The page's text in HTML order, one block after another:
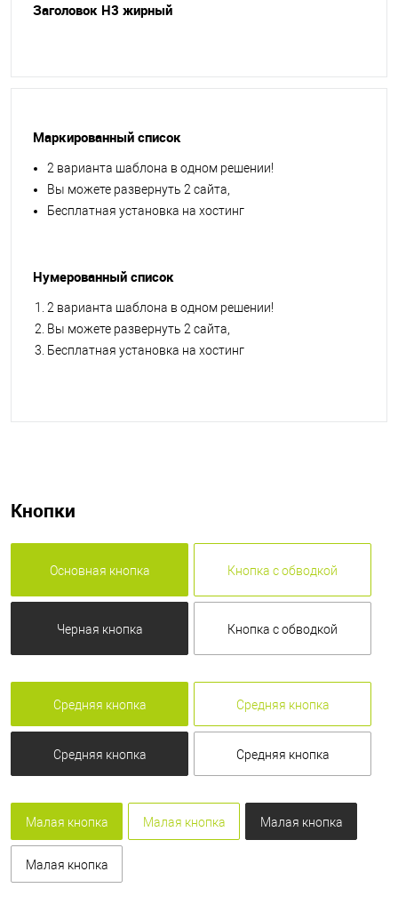
Заголовок H3 жирный
Маркированный список
2 варианта шаблона в одном решении!
Вы можете развернуть 2 сайта,
Бесплатная установка на хостинг
Нумерованный список
2 варианта шаблона в одном решении!
Вы можете развернуть 2 сайта,
Бесплатная установка на хостинг
Кнопки
Основная кнопка Кнопка с обводкой
Черная кнопка Кнопка с обводкой
Средняя кнопка Средняя кнопка
Средняя кнопка Средняя кнопка
Малая кнопка Малая кнопка Малая кнопка
Малая кнопка